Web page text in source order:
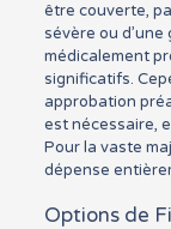
être couverte,
sévère ou
médicalement
significatifs.
approbation
est nécessaire,
Pour la vaste
dépense
Options de